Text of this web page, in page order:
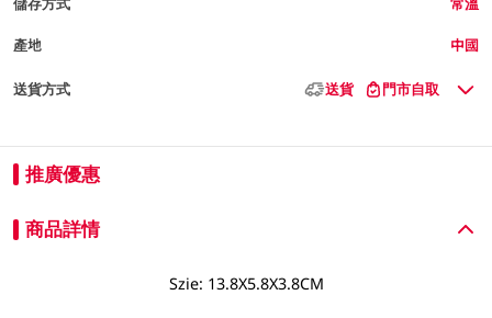
產地 中國
送貨方式 送貨 門市自取
推廣優惠
商品詳情
Szie: 13.8X5.8X3.8CM